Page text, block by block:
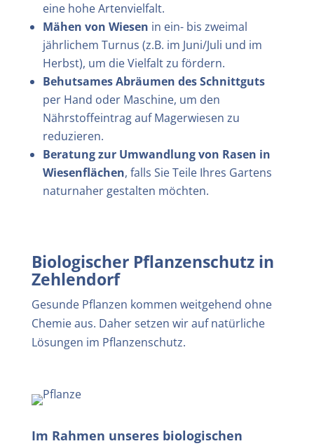
eine hohe Artenvielfalt.
Mähen von Wiesen in ein- bis zweimal
jährlichem Turnus (z.B. im Juni/Juli und im
Herbst), um die Vielfalt zu fördern.
Behutsames Abräumen des Schnittguts
per Hand oder Maschine, um den
Nährstoffeintrag auf Magerwiesen zu
reduzieren.
Beratung zur Umwandlung von Rasen in
Wiesenflächen, falls Sie Teile Ihres Gartens
naturnaher gestalten möchten.
Biologischer Pflanzenschutz in
Zehlendorf
Gesunde Pflanzen kommen weitgehend ohne
Chemie aus. Daher setzen wir auf natürliche
Lösungen im Pflanzenschutz.
Im Rahmen unseres biologischen